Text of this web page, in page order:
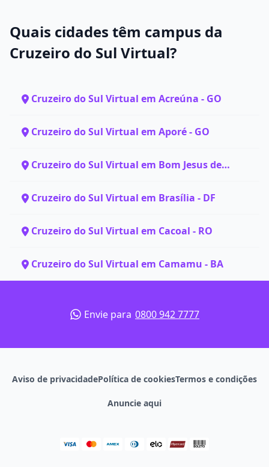
Quais cidades têm campus da
Cruzeiro do Sul Virtual?
Cruzeiro do Sul Virtual em Acreúna - GO
Cruzeiro do Sul Virtual em Aporé - GO
Cruzeiro do Sul Virtual em Bom Jesus de
Cruzeiro do Sul Virtual em Brasília - DF
Cruzeiro do Sul Virtual em Cacoal - RO
Cruzeiro do Sul Virtual em Camamu - BA
Envie para 0800 942 7777
Aviso de privacidadePolítica de cookiesTermos e condições
Anuncie aqui